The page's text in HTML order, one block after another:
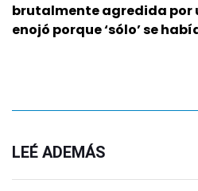
brutalmente agredida por
enojó porque ‘sólo’ se
LEÉ ADEMÁS